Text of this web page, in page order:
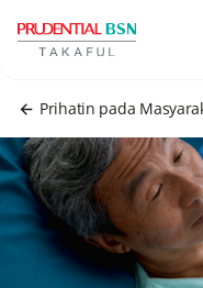
Prihatin pada